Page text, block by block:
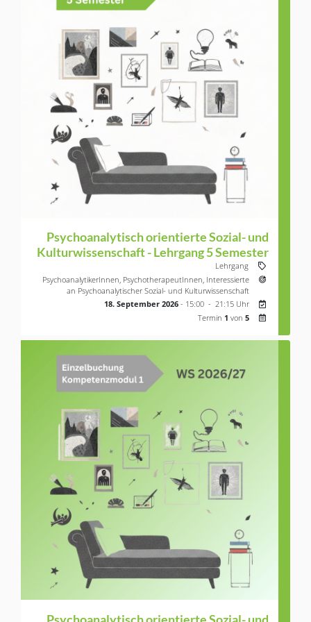
Psychoanalytisch orientierte Sozial- und
Kulturwissenschaft - Lehrgang 5 Semester
Lehrgang
Zielgruppe:
PsychoanalytikerInnen, PsychotherapeutInnen, Interessierte
an Psychoanalytischer Sozial- und Kulturwissenschaft
Nächster
18.
18. September 2026 - 15:00 - 21:15 Uhr
Termin 1 von5